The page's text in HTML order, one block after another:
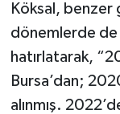
Köksal, benzer
dönemlerde de
hatırlatarak,
Bursa’dan;
alınmış.